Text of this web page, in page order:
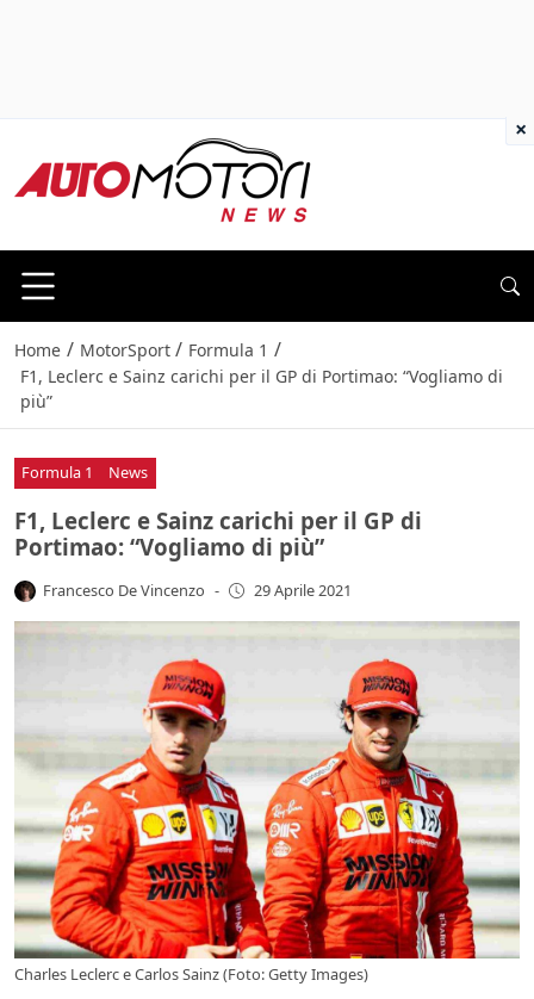
Home / MotorSport / Formula 1 /
F1, Leclerc e Sainz carichi per il GP di Portimao: “Vogliamo di
più”
Formula 1 News
F1, Leclerc e Sainz carichi per il GP di
Portimao: “Vogliamo di più”
Francesco De Vincenzo - 29 Aprile 2021
Charles Leclerc e Carlos Sainz (Foto: Getty Images)
×